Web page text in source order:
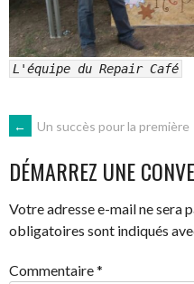
L'équipe du Repair Café
NAVIGATION
DES
ARTICLES
← Un succès pour la première
DÉMARREZ UNE
Votre adresse e-mail ne sera
obligatoires sont indiqués
Commentaire*